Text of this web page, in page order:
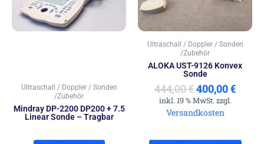
Ultraschall / Doppler / Sonden
/Zubehör
Mindray DP-2200 DP200 + 7.5
Linear Sonde – Tragbar
Ultraschall / Doppler / Sonden
/Zubehör
ALOKA UST-9126 Konvex
Sonde
444,00€400,00€
inkl. 19 % MwSt. zzgl.
Versandkosten